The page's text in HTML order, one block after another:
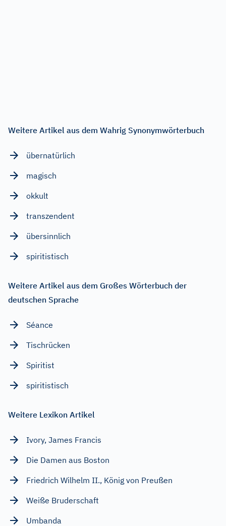
Weitere Artikel aus dem Wahrig Synonymwörterbuch
übernatürlich
magisch
okkult
transzendent
übersinnlich
spiritistisch
Weitere Artikel aus dem Großes Wörterbuch der
deutschen Sprache
Séance
Tischrücken
Spiritist
spiritistisch
Weitere Lexikon Artikel
Ivory, James Francis
Die Damen aus Boston
Friedrich Wilhelm II., König von Preußen
Weiße Bruderschaft
Umbanda